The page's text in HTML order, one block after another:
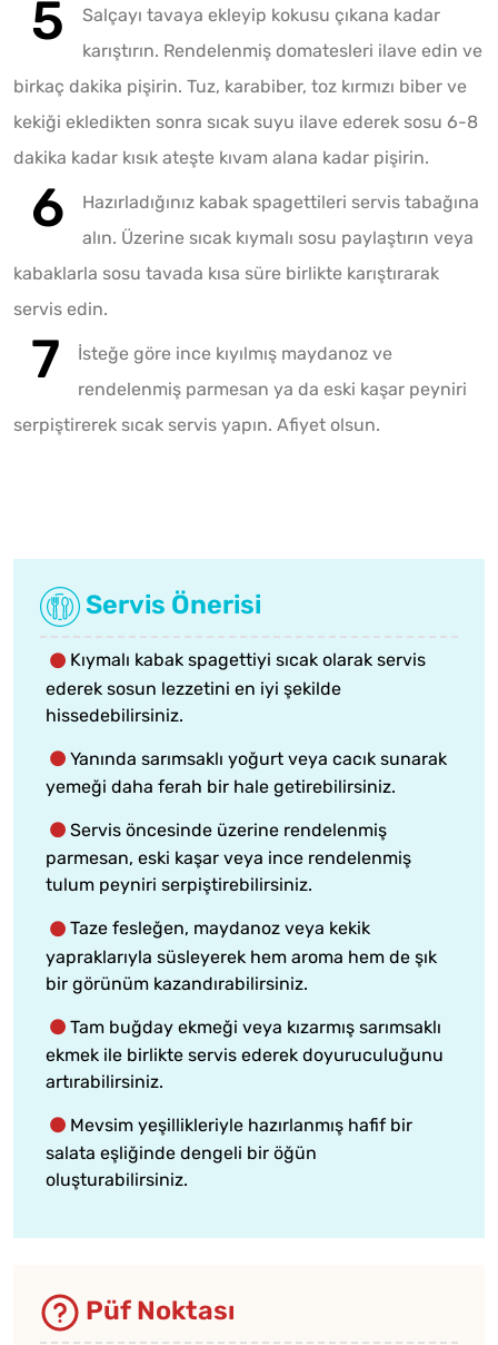
Salçayı tavaya ekleyip kokusu çıkana kadar
karıştırın. Rendelenmiş domatesleri ilave edin ve
birkaç dakika pişirin. Tuz, karabiber, toz kırmızı biber ve
kekiği ekledikten sonra sıcak suyu ilave ederek sosu 6-8
dakika kadar kısık ateşte kıvam alana kadar pişirin.
Hazırladığınız kabak spagettileri servis tabağına
alın. Üzerine sıcak kıymalı sosu paylaştırın veya
kabaklarla sosu tavada kısa süre birlikte karıştırarak
servis edin.
İsteğe göre ince kıyılmış maydanoz ve
rendelenmiş parmesan ya da eski kaşar peyniri
serpiştirerek sıcak servis yapın. Afiyet olsun.
Servis Önerisi
Kıymalı kabak spagettiyi sıcak olarak servis
ederek sosun lezzetini en iyi şekilde
hissedebilirsiniz.
Yanında sarımsaklı yoğurt veya cacık sunarak
yemeği daha ferah bir hale getirebilirsiniz.
Servis öncesinde üzerine rendelenmiş
parmesan, eski kaşar veya ince rendelenmiş
tulum peyniri serpiştirebilirsiniz.
Taze fesleğen, maydanoz veya kekik
yapraklarıyla süsleyerek hem aroma hem de şık
bir görünüm kazandırabilirsiniz.
Tam buğday ekmeği veya kızarmış sarımsaklı
ekmek ile birlikte servis ederek doyuruculuğunu
artırabilirsiniz.
Mevsim yeşillikleriyle hazırlanmış hafif bir
salata eşliğinde dengeli bir öğün
oluşturabilirsiniz.
Püf Noktası